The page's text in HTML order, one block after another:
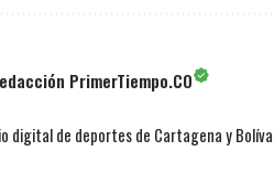
PrimerTiempo.CO
digital de deportes de Cartagena y